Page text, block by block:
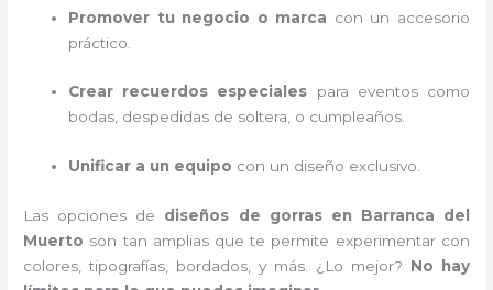
Promover tu negocio o marca con un accesorio
práctico.
Crear recuerdos especiales para eventos como
bodas, despedidas de soltera, o cumpleaños.
Unificar a un equipo con un diseño exclusivo.
Las opciones de diseños de gorras en Barranca del
Muerto son tan amplias que te permite experimentar con
colores, tipografías, bordados, y más. ¿Lo mejor? No hay